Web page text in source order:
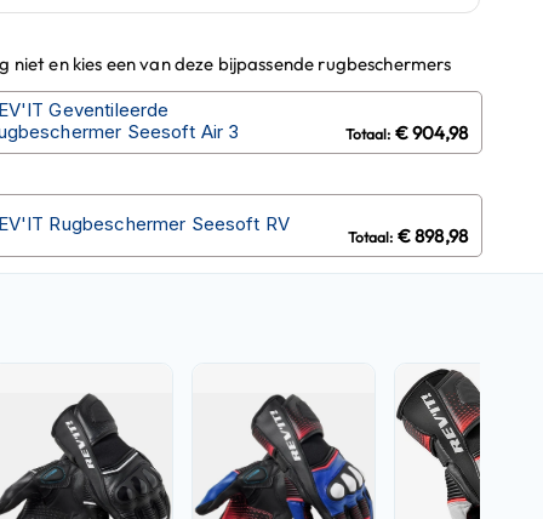
niet en kies een van deze bijpassende rugbeschermers
Geventileerde
Seesoft Air 3
€ 904,98
Rugbeschermer Seesoft RV
€ 898,98